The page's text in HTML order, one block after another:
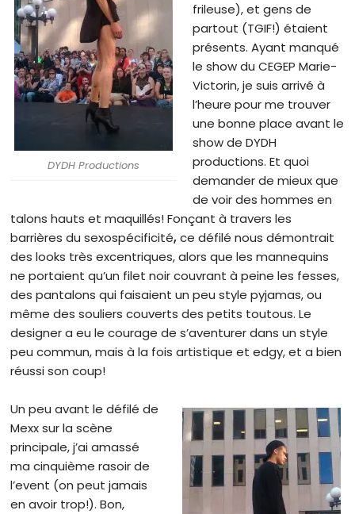
DYDH Productions
frileuse), et gens de
partout (TGIF!) étaient
présents. Ayant manqué
le show du CEGEP Marie-
Victorin, je suis arrivé à
l’heure pour me trouver
une bonne place avant le
show de DYDH
productions. Et quoi
demander de mieux que
de voir des hommes en
talons hauts et maquillés! Fonçant à travers les
barrières du sexospécificité,ce défilé nous démontrait
des looks très excentriques, alors que les mannequins
ne portaient qu’un filet noir couvrant à peine les fesses,
des pantalons qui faisaient un peu style pyjamas, ou
même des souliers couverts des petits toutous. Le
designer a eu le courage de s’aventurer dans un style
peu commun, mais à la fois artistique et edgy, et a bien
réussi son coup!
Un peu avant le défilé de
Mexx sur la scène
principale, j’ai amassé
ma cinquième rasoir de
l’event (on peut jamais
en avoir trop!). Bon,